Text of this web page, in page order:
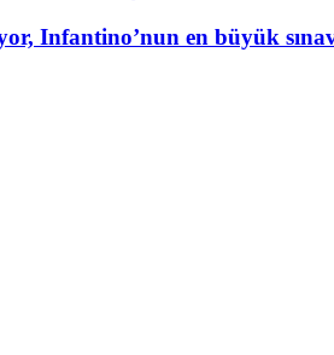
Infantino’nun en büyük